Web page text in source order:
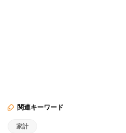
関連キーワード
家計